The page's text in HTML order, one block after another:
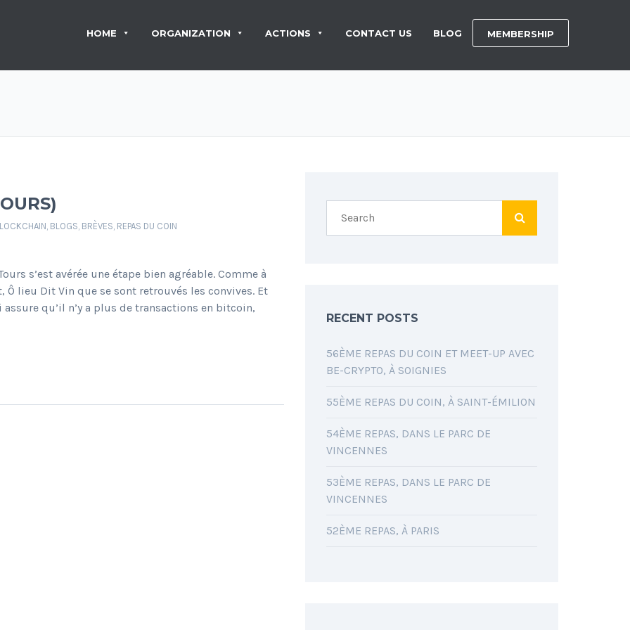
HOME ORGANIZATION ACTIONS CONTACT US BLOG MEMBERSHIP
, BLOGS, BRÈVES, REPAS DU COIN
s’est avérée une étape bien agréable. Comme à
Ô lieu Dit Vin que se sont retrouvés les convives. Et
qu’il n’y a plus de transactions en bitcoin,
RECENT POSTS
56ÈME REPAS DU COIN ET MEET-UP AVEC
BE-CRYPTO, À SOIGNIES
55ÈME REPAS DU COIN, À SAINT-ÉMILION
54ÈME REPAS, DANS LE PARC DE
VINCENNES
53ÈME REPAS, DANS LE PARC DE
VINCENNES
52ÈME REPAS, À PARIS